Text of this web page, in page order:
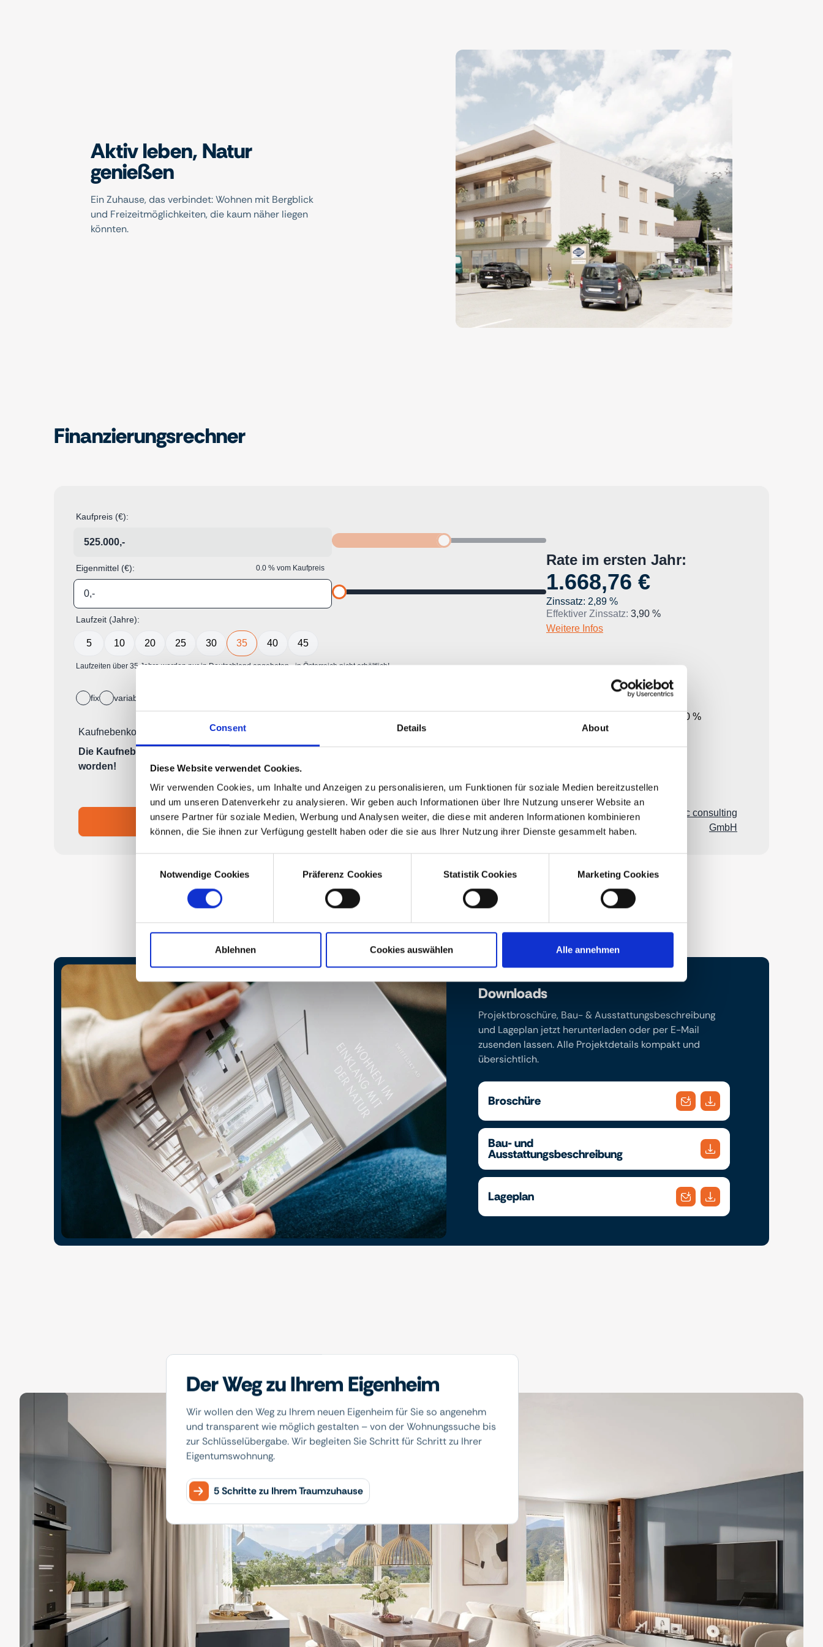
Consent Details About
Diese Website verwendet Cookies.
Wir verwenden Cookies, um Inhalte und Anzeigen zu personalisieren, um Funktionen für soziale Medien bereitzustellen
und um unseren Datenverkehr zu analysieren. Wir geben auch Informationen über Ihre Nutzung unserer Website an
unsere Partner für soziale Medien, Werbung und Analysen weiter, die diese mit anderen Informationen kombinieren
können, die Sie ihnen zur Verfügung gestellt haben oder die sie aus Ihrer Nutzung ihrer Dienste gesammelt haben.
SelectionNotwendige Cookies Präferenz Cookies Statistik Cookies Marketing Cookies
Ablehnen Cookies auswählen Alle annehmen
Aktiv leben, Natur
genießen
Ein Zuhause, das verbindet: Wohnen mit Bergblick
und Freizeitmöglichkeiten, die kaum näher liegen
könnten.
Finanzierungsrechner
Downloads
Projektbroschüre, Bau- & Ausstattungsbeschreibung
und Lageplan jetzt herunterladen oder per E-Mail
zusenden lassen. Alle Projektdetails kompakt und
übersichtlich.
Broschüre
Bau- und
Ausstattungsbeschreibung
Lageplan
Der Weg zu Ihrem Eigenheim
Wir wollen den Weg zu Ihrem neuen Eigenheim für Sie so angenehm
und transparent wie möglich gestalten – von der Wohnungssuche bis
zur Schlüsselübergabe. Wir begleiten Sie Schritt für Schritt zu Ihrer
Eigentumswohnung.
5 Schritte zu Ihrem Traumzuhause